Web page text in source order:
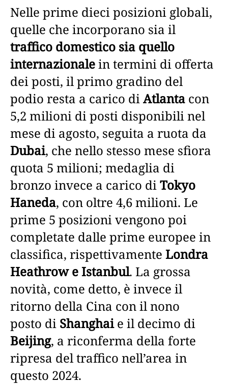
Nelle prime dieci posizioni globali,
quelle che incorporano sia il
traffico domestico sia quello
internazionalein termini di offerta
dei posti, il primo gradino del
podio resta a carico diAtlanta con
5,2 milioni di posti disponibili nel
mese di agosto, seguita a ruota da
Dubai, che nello stesso mese sfiora
quota 5 milioni; medaglia di
bronzo invece a carico diTokyo
Haneda, con oltre 4,6 milioni. Le
prime 5 posizioni vengono poi
completate dalle prime europee in
classifica, rispettivamente Londra
Heathrow e Istanbul. La grossa
novità, come detto, è invece il
ritorno della Cina con il nono
posto di Shanghaie il decimo di
Beijing, a riconferma della forte
ripresa del traffico nell’area in
questo 2024.